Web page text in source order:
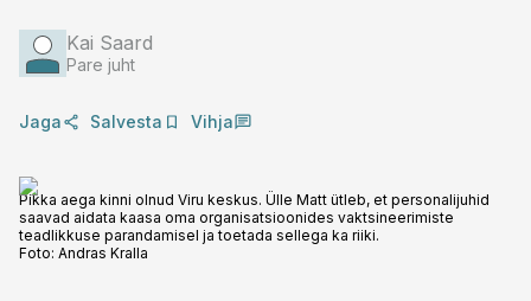
Kai Saard
Pare juht
Jaga Salvesta Vihja
Pikka aega kinni olnud Viru keskus. Ülle Matt ütleb, et personalijuhid
saavad aidata kaasa oma organisatsioonides vaktsineerimiste
teadlikkuse parandamisel ja toetada sellega ka riiki.
Foto: Andras Kralla